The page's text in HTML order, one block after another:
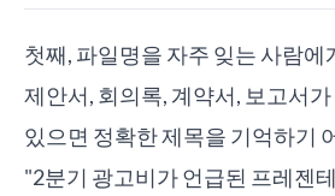
첫째, 파일명을 자주 잊는 사람에
제안서, 회의록, 계약서, 보고서
있으면 정확한 제목을 기억하기
"2분기 광고비가 언급된 프레젠